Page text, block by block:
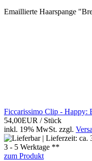
Emaillierte Haarspange
Ficcarissimo Clip - Happy:
54,00EUR / Stück
inkl. 19% MwSt. zzgl.
3 - 5 Werktage **
zum Produkt